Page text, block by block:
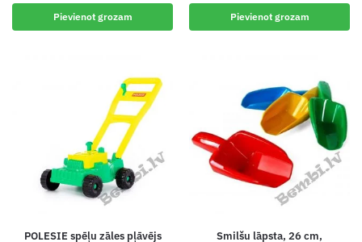
Pievienot grozam Pievienot grozam
POLESIE spēļu zāles pļāvējs Smilšu lāpsta, 26 cm,